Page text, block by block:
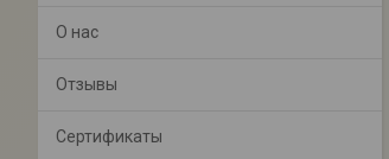
О нас
Отзывы
Сертификаты